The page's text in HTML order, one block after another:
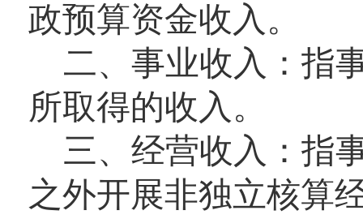
政预算资金收入。
二、事业收入： 指
所取得的收入。
三、经营收入： 指
之外开展非独立核算